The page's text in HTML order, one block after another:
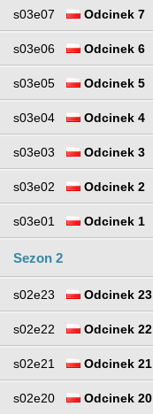
s03e07 Odcinek 7
s03e06 Odcinek 6
s03e05 Odcinek 5
s03e04 Odcinek 4
s03e03 Odcinek 3
s03e02 Odcinek 2
s03e01 Odcinek 1
Sezon 2
s02e23 Odcinek 23
s02e22 Odcinek 22
s02e21 Odcinek 21
s02e20 Odcinek 20